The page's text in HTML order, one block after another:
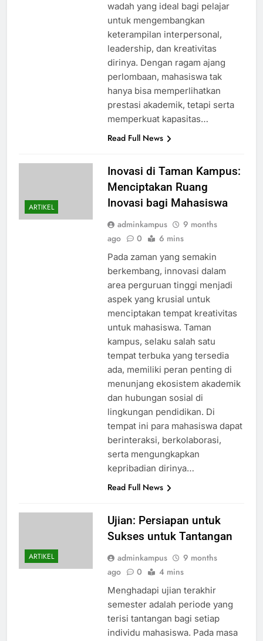
wadah yang ideal bagi pelajar
untuk mengembangkan
keterampilan interpersonal,
leadership, dan kreativitas
dirinya. Dengan ragam ajang
perlombaan, mahasiswa tak
hanya bisa memperlihatkan
prestasi akademik, tetapi serta
memperkuat kapasitas…
Read Full News
ARTIKEL
Inovasi di Taman Kampus:
Menciptakan Ruang
Inovasi bagi Mahasiswa
adminkampus
9 months
ago
0 6 mins
Pada zaman yang semakin
berkembang, innovasi dalam
area perguruan tinggi menjadi
aspek yang krusial untuk
menciptakan tempat kreativitas
untuk mahasiswa. Taman
kampus, selaku salah satu
tempat terbuka yang tersedia
ada, memiliki peran penting di
menunjang ekosistem akademik
dan hubungan sosial di
lingkungan pendidikan. Di
tempat ini para mahasiswa dapat
berinteraksi, berkolaborasi,
serta mengungkapkan
kepribadian dirinya…
Read Full News
ARTIKEL
Ujian: Persiapan untuk
Sukses untuk Tantangan
adminkampus
9 months
ago
0 4 mins
Menghadapi ujian terakhir
semester adalah periode yang
terisi tantangan bagi setiap
individu mahasiswa. Pada masa